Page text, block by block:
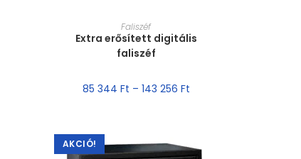
MÉRET VÁLASZTÁSA
Faliszéf
Extra erősített digitális
faliszéf
85 344 Ft – 143 256 Ft
AKCIÓ!